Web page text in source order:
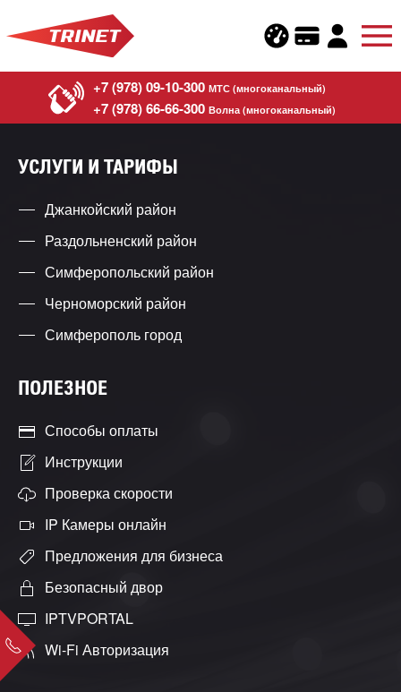
+7 (978) 09-10-300 МТС (многоканальный)
+7 (978) 66-66-300 Волна (многоканальный)
УСЛУГИ И ТАРИФЫ
Джанкойский район
Раздольненский район
Симферопольский район
Черноморский район
Симферополь город
ПОЛЕЗНОЕ
Способы оплаты
Инструкции
Проверка скорости
IP Камеры онлайн
Предложения для бизнеса
Безопасный двор
IPTVPORTAL
Wi-Fi Авторизация